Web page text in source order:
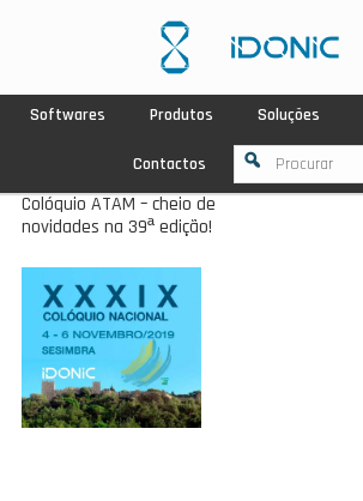
Softwares Produtos Soluções
Contactos
Colóquio ATAM – cheio de
novidades na 39ª edição!